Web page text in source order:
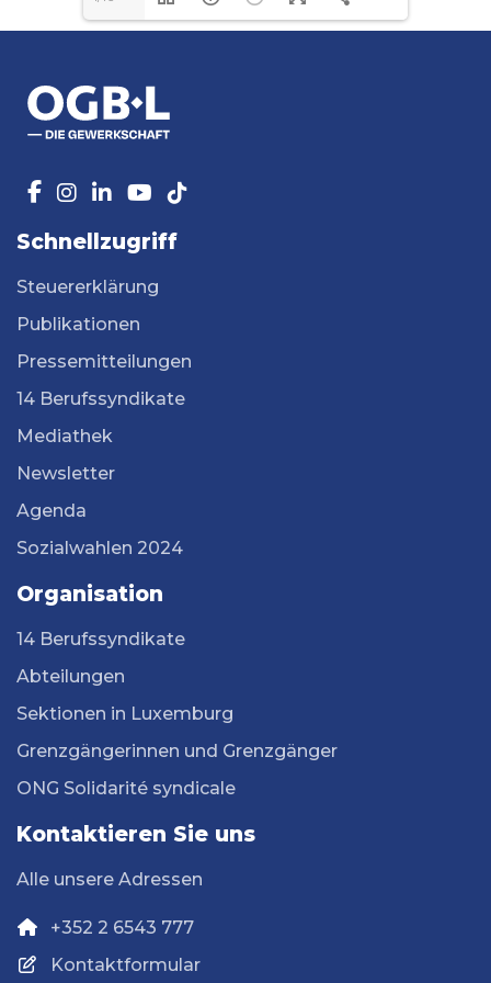
Schnellzugriff
Steuererklärung
Publikationen
Pressemitteilungen
14 Berufssyndikate
Mediathek
Newsletter
Agenda
Sozialwahlen 2024
Organisation
14 Berufssyndikate
Abteilungen
Sektionen in Luxemburg
Grenzgängerinnen und Grenzgänger
ONG Solidarité syndicale
Kontaktieren Sie uns
Alle unsere Adressen
+352 2 6543 777
Kontaktformular